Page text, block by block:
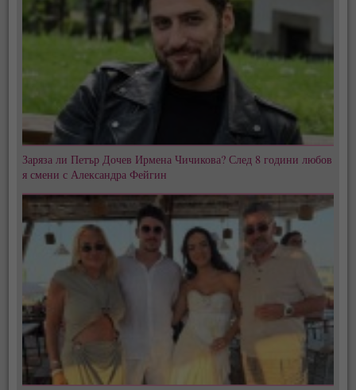
Заряза ли Петър Дочев Ирмена Чичикова? След 8 години любов
я смени с Александра Фейгин